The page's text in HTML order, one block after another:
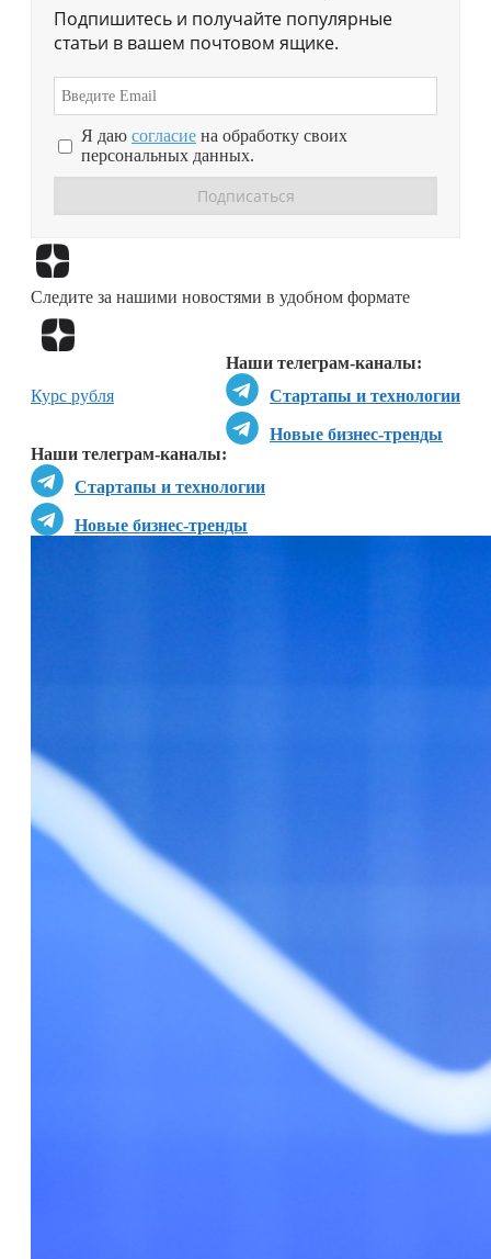
Подпишитесь и получайте популярные
статьи в вашем почтовом ящике.
Я даю согласие на обработку своих
персональных данных.
Следите за нашими новостями в удобном формате
Наши телеграм-каналы:
Стартапы и технологии
Новые бизнес-тренды
Наши телеграм-каналы:
Стартапы и технологии
Новые бизнес-тренды
Курс рубля